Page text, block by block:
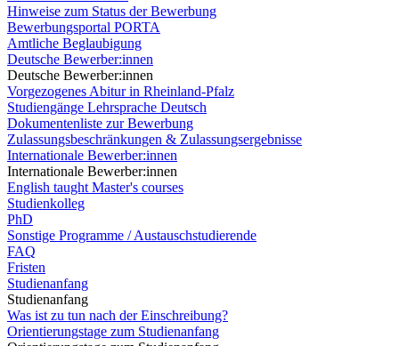
Hinweise zum Status der Bewerbung
Bewerbungsportal PORTA
Amtliche Beglaubigung
Deutsche Bewerber:innen
Deutsche Bewerber:innen
Vorgezogenes Abitur in Rheinland-Pfalz
Studiengänge Lehrsprache Deutsch
Dokumentenliste zur Bewerbung
Zulassungsbeschränkungen & Zulassungsergebnisse
Internationale Bewerber:innen
Internationale Bewerber:innen
English taught Master's courses
Studienkolleg
PhD
Sonstige Programme / Austauschstudierende
FAQ
Fristen
Studienanfang
Studienanfang
Was ist zu tun nach der Einschreibung?
Orientierungstage zum Studienanfang